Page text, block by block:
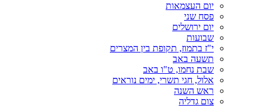
יום העצמאות
פסח שני
יום ירושלים
שבועות
י"ז בתמוז, תקופת בין המצרים
תשעה באב
שבת נחמו, ט"ו באב
אלול, חגי תשרי, ימים נוראים
ראש השנה
צום גדליה